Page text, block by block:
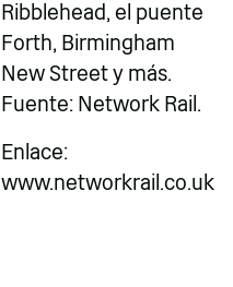
Ribblehead, el puente
Forth, Birmingham
New Street y más.
Fuente: Network Rail.
Enlace:
www.networkrail.co.uk